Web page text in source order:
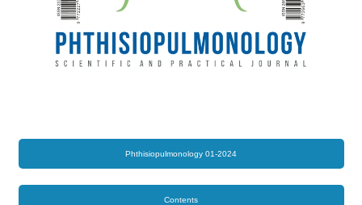
Phthisiopulmonology 01-2024
Contents